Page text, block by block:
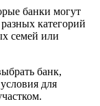
банки могут
категорий
семей или
банк,
для